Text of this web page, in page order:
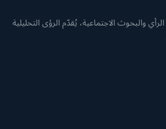
والبحوث الاجتماعية، يُقدّم الرؤى التحليلية